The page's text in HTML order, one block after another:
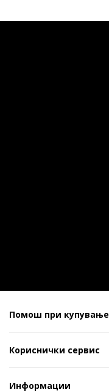
Помош при купување
Кориснички сервис
Информации